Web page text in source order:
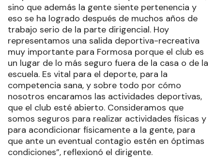
sino que además la gente siente pertenencia y
eso se ha logrado después de muchos años de
trabajo serio de la parte dirigencial. Hoy
representamos una salida deportiva-recreativa
muy importante para Formosa porque el club es
un lugar de lo más seguro fuera de la casa o de la
escuela. Es vital para el deporte, para la
competencia sana, y sobre todo por cómo
nosotros encaramos las actividades deportivas,
que el club esté abierto. Consideramos que
somos seguros para realizar actividades físicas y
para acondicionar físicamente a la gente, para
que ante un eventual contagio estén en óptimas
condiciones”, reflexionó el dirigente.